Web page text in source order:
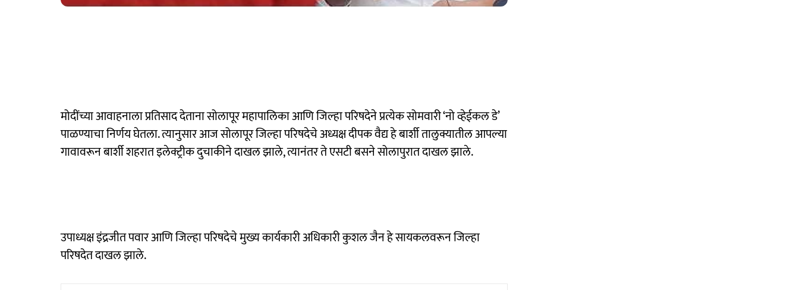
मोदींच्या आवाहनाला प्रतिसाद देताना सोलापूर महापालिका आणि जिल्हा परिषदेने प्रत्येक सोमवारी ‘नो व्हेईकल डे’
पाळण्याचा निर्णय घेतला. त्यानुसार आज सोलापूर जिल्हा परिषदेचे अध्यक्ष दीपक वैद्य हे बार्शी तालुक्यातील आपल्या
गावावरून बार्शी शहरात इलेक्ट्रीक दुचाकीने दाखल झाले, त्यानंतर ते एसटी बसने सोलापुरात दाखल झाले.
उपाध्यक्ष इंद्रजीत पवार आणि जिल्हा परिषदेचे मुख्य कार्यकारी अधिकारी कुशल जैन हे सायकलवरून जिल्हा
परिषदेत दाखल झाले.